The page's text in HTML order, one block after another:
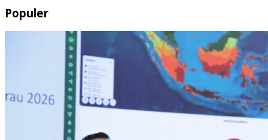
Populer